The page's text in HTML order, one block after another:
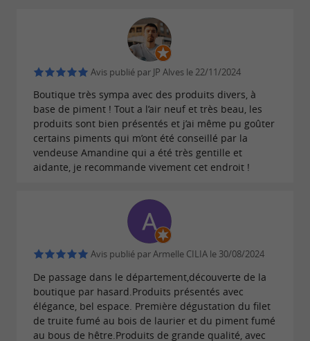
Une présence aujourd’hui à pau et une
reconnaissance gourmande
LaMaison Malnou affirme aujourd’hui son
empreinte locale avec unenouvelle
quartier des Halles
. Cette adresse permet de
rapprocher la production et la clientèle, de faire
découvrir le piment béarnais à un public
curieux, et de valoriser la marque.
Lasuccess-story du piment fumé de la Maison
Avis publié par JP Alves le 22/11/2024
Boutique très sympa avec des produits divers, à
base de piment ! Tout a l’air neuf et très beau, les
produits sont bien présentés et j’ai même pu goûter
certains piments qui m’ont été conseillé par la
vendeuse Amandine qui a été très gentille et
aidante, je recommande vivement cet endroit !
Avis publié par Armelle CILIA le 30/08/2024
De passage dans le département,découverte de la
boutique par hasard.Produits présentés avec
élégance, bel espace. Première dégustation du filet
de truite fumé au bois de laurier et du piment fumé
au bous de hêtre.Produits de grande qualité, avec